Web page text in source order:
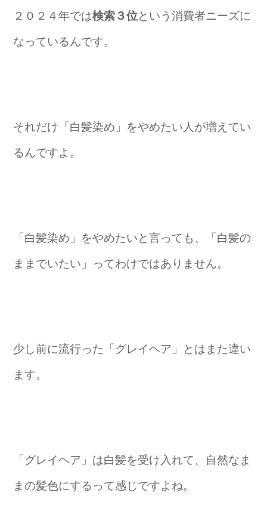
２０２４年では検索３位という消費者ニーズに
なっているんです。
それだけ「白髪染め」をやめたい人が増えてい
るんですよ。
「白髪染め」をやめたいと言っても、「白髪の
ままでいたい」ってわけではありません。
少し前に流行った「グレイヘア」とはまた違い
ます。
「グレイヘア」は白髪を受け入れて、自然なま
まの髪色にするって感じですよね。